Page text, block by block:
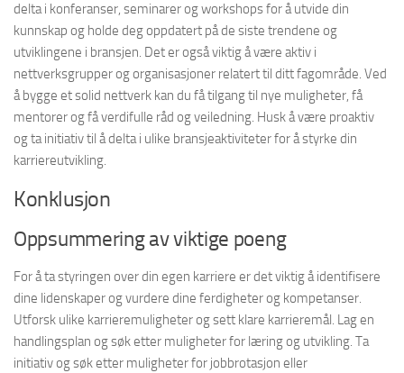
delta i konferanser, seminarer og workshops for å utvide din
kunnskap og holde deg oppdatert på de siste trendene og
utviklingene i bransjen. Det er også viktig å være aktiv i
nettverksgrupper og organisasjoner relatert til ditt fagområde. Ved
å bygge et solid nettverk kan du få tilgang til nye muligheter, få
mentorer og få verdifulle råd og veiledning. Husk å være proaktiv
og ta initiativ til å delta i ulike bransjeaktiviteter for å styrke din
karriereutvikling.
Konklusjon
Oppsummering av viktige poeng
For å ta styringen over din egen karriere er det viktig å identifisere
dine lidenskaper og vurdere dine ferdigheter og kompetanser.
Utforsk ulike karrieremuligheter og sett klare karrieremål. Lag en
handlingsplan og søk etter muligheter for læring og utvikling. Ta
initiativ og søk etter muligheter for jobbrotasjon eller